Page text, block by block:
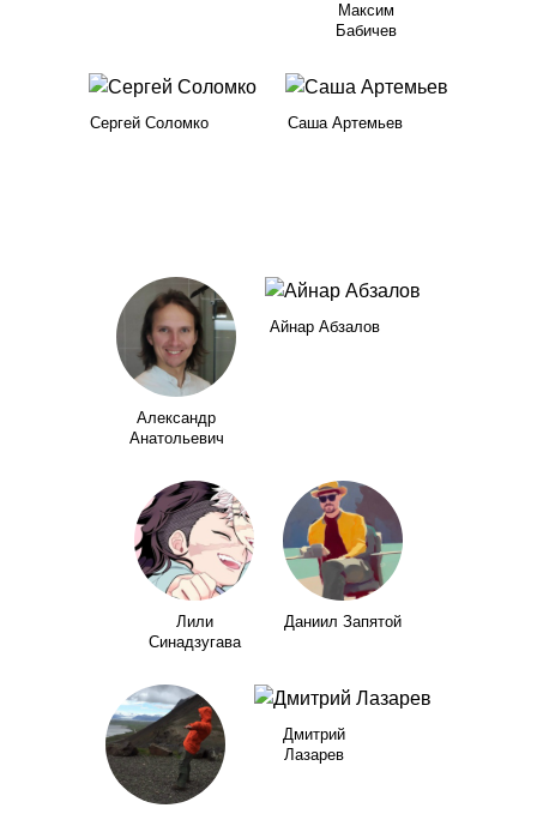
Максим
Бабичев
Сергей Соломко Саша Артемьев
Александр
Анатольевич
Айнар Абзалов
Лили
Синадзугава
Даниил Запятой
Дмитрий
Лазарев